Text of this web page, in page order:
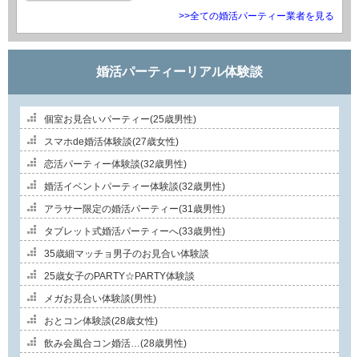
>>全ての婚活パーティー業者を見る
婚活パーティーリアル体験談
個室お見合いパーティー(25歳男性)
スマホde婚活体験談(27歳女性)
恋活パーティー体験談(32歳男性)
婚活イベントパーティー体験談(32歳男性)
アラサー限定の婚活パーティー(31歳男性)
タブレット式婚活パーティーへ(33歳男性)
35歳細マッチョ男子のお見合い体験談
25歳女子のPARTY☆PARTY体験談
メガお見合い体験談(男性)
おとコン体験談(28歳女性)
飲み会風合コン婚活…(28歳男性)